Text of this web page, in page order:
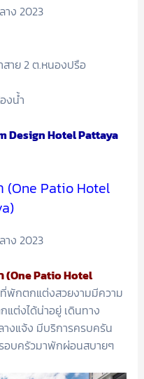
าย 2 ต.หนองปรือ
งน้ำ
Design Hotel Pattaya
(One Patio Hotel
(One Patio Hotel
พักตกแต่งสวยงามมีความ
ต่งได้น่าอยู่ เดินทาง
างแจ้ง มีบริการครบครัน
อบครัวมาพักผ่อนสบายๆ